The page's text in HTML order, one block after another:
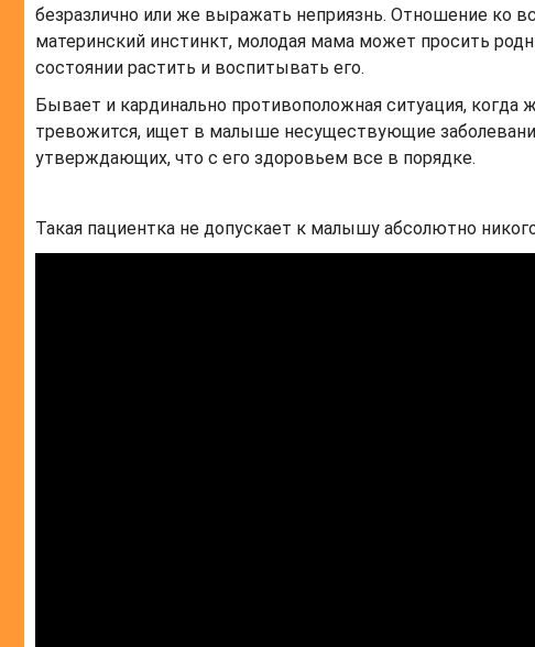
безразлично или же выражать неприязнь. Отношение ко
материнский инстинкт, молодая мама может просить
состоянии растить и воспитывать его.
Бывает и кардинально противоположная ситуация,
тревожится, ищет в малыше несуществующие
утверждающих, что с его здоровьем все в порядке.
Такая пациентка не допускает к малышу абсолютно